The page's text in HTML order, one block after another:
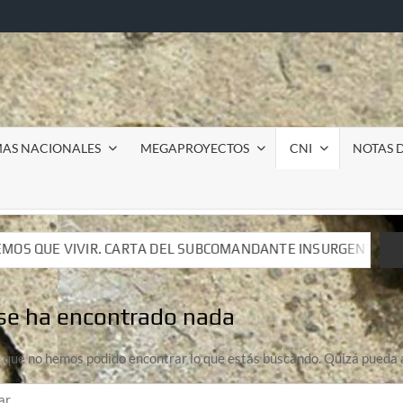
NACIONALES MEGAPROYECTOS CNI NOTAS
INSURGENTE MOISÉS A LUIS DE TAVIRA
INSURGENTE MOISÉS A LUIS DE TAVIRA
ha encontrado nada
que no hemos podido encontrar lo que estás buscando. Quizá